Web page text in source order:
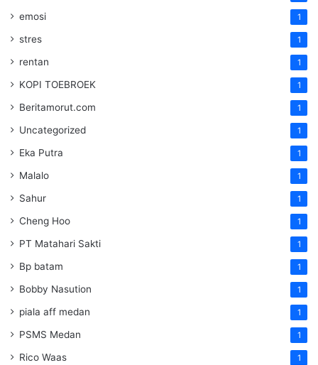
emosi 1
stres 1
rentan 1
KOPI TOEBROEK 1
Beritamorut.com 1
Uncategorized 1
Eka Putra 1
Malalo 1
Sahur 1
Cheng Hoo 1
PT Matahari Sakti 1
Bp batam 1
Bobby Nasution 1
piala aff medan 1
PSMS Medan 1
Rico Waas 1